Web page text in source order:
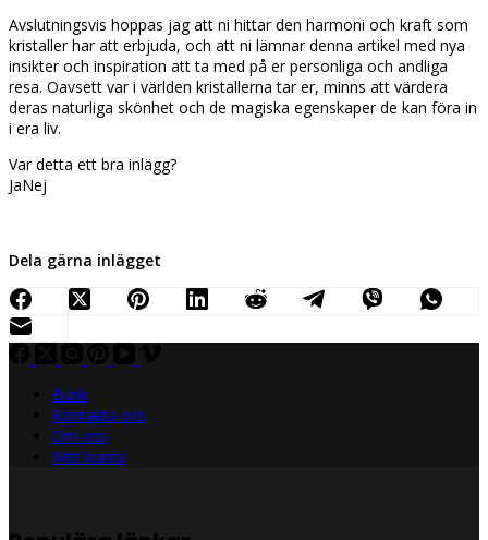
Avslutningsvis hoppas jag att ni hittar den harmoni och kraft som
kristaller har att erbjuda, och att ni lämnar denna artikel med nya
insikter och inspiration att ta med på er personliga och andliga
resa. Oavsett var i världen kristallerna tar er, minns att värdera
deras naturliga skönhet och de magiska egenskaper de kan föra in
i era liv.
Var detta ett bra inlägg?
JaNej
Dela gärna inlägget
Butik
Kontakta oss
Om oss
Mitt konto